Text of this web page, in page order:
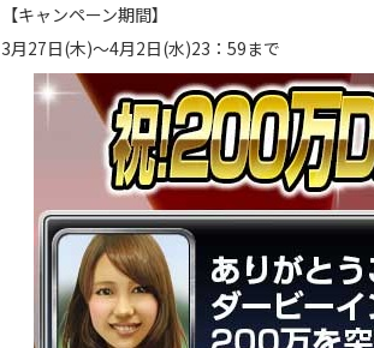
【キャンペーン期間】
3月27日(木)～4月2日(水)23：59まで